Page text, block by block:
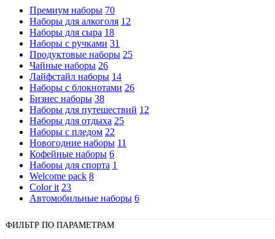
Премиум наборы 70
Наборы для алкоголя 12
Наборы для сыра 18
Наборы с ручками 31
Продуктовые наборы 25
Чайные наборы 26
Лайфстайл наборы 14
Наборы с блокнотами 26
Бизнес наборы 38
Наборы для путешествий 12
Наборы для отдыха 25
Наборы с пледом 22
Новогодние наборы 11
Кофейные наборы 6
Наборы для спорта 1
Welcome pack 8
Color it 23
Автомобильные наборы 6
ФИЛЬТР ПО ПАРАМЕТРАМ